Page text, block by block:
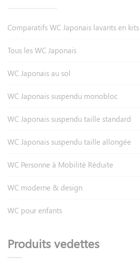
Comparatifs WC Japonais lavants en
Tous les WC Japonais
WC Japonais au sol
WC Japonais suspendu monobloc
WC Japonais suspendu taille standard
WC Japonais suspendu taille allongée
WC Personne à Mobilité Réduite
WC moderne & design
WC pour enfants
Produits vedettes